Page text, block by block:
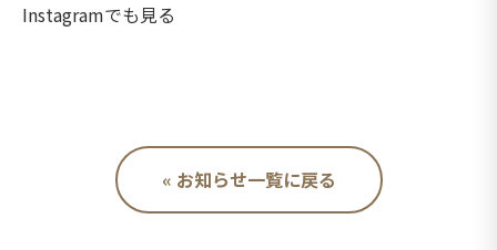
Instagramでも見る
« お知らせ一覧に戻る